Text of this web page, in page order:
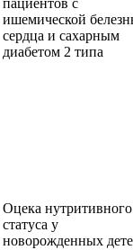
пациентов с
ишемической
сердца и сахарным
диабетом 2 типа
Оцека нутритивного
статуса у
новорожденных